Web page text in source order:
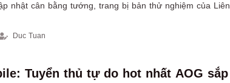
nhật cân bằng tướng, trang bị bản thử nghiệm của Liên
Duc Tuan
Tuyển thủ tự do hot nhất AOG sắp